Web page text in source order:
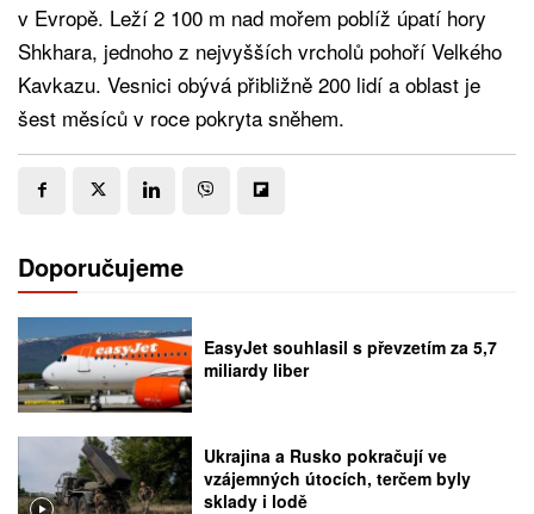
v Evropě. Leží 2 100 m nad mořem poblíž úpatí hory
Shkhara, jednoho z nejvyšších vrcholů pohoří Velkého
Kavkazu. Vesnici obývá přibližně 200 lidí a oblast je
šest měsíců v roce pokryta sněhem.
Doporučujeme
EasyJet souhlasil s převzetím za 5,7
miliardy liber
Ukrajina a Rusko pokračují ve
vzájemných útocích, terčem byly
sklady i lodě